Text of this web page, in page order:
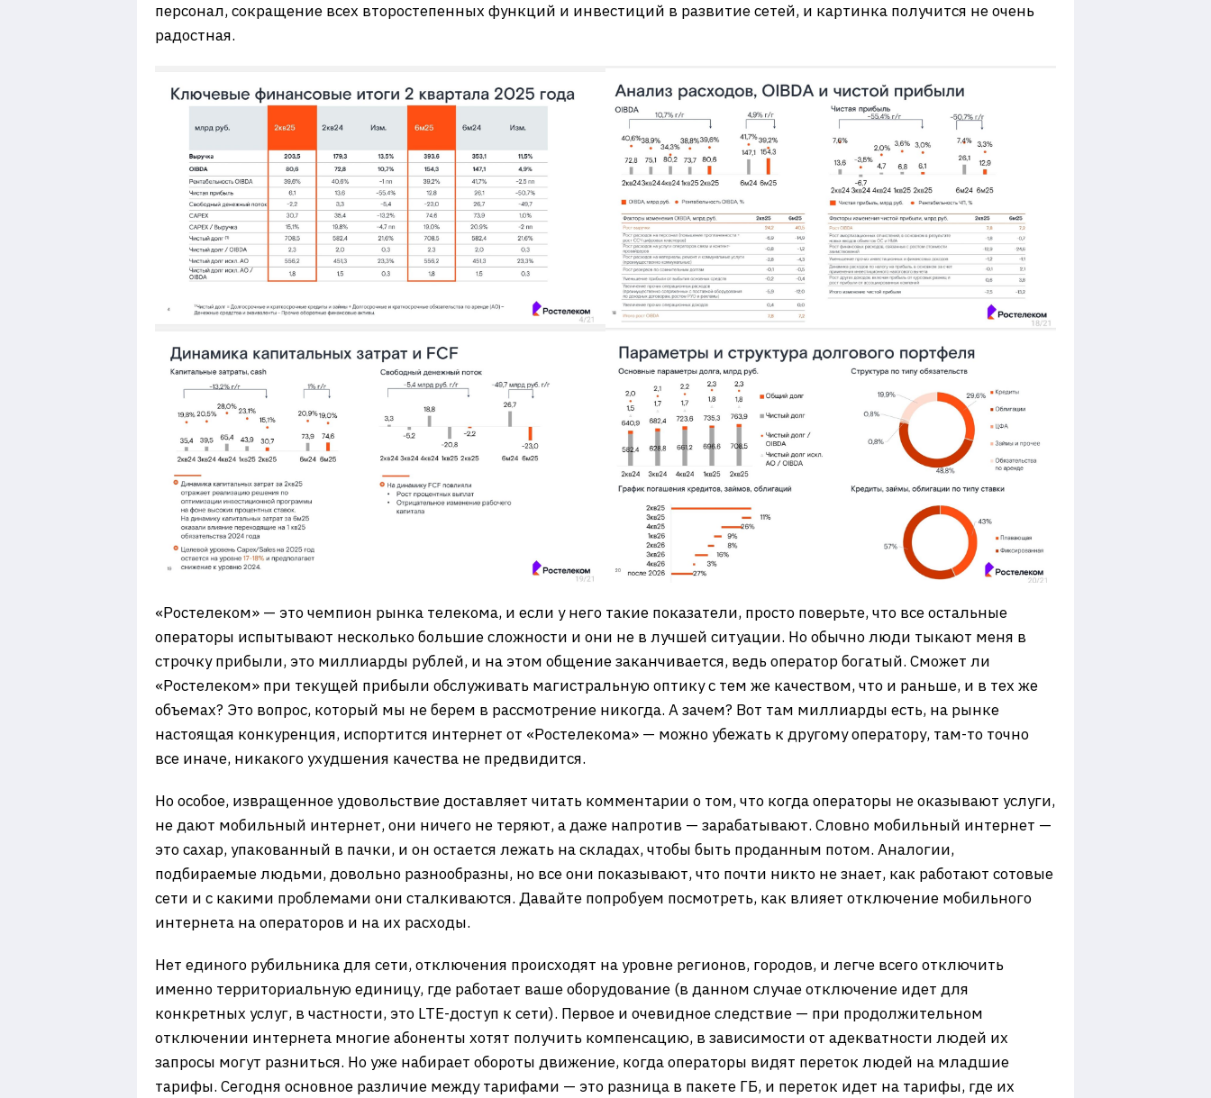
персонал, сокращение всех второстепенных функций и инвестиций в развитие сетей, и картинка получится не очень
радостная.
«Ростелеком» — это чемпион рынка телекома, и если у него такие показатели, просто поверьте, что все остальные
операторы испытывают несколько большие сложности и они не в лучшей ситуации. Но обычно люди тыкают меня в
строчку прибыли, это миллиарды рублей, и на этом общение заканчивается, ведь оператор богатый. Сможет ли
«Ростелеком» при текущей прибыли обслуживать магистральную оптику с тем же качеством, что и раньше, и в тех же
объемах? Это вопрос, который мы не берем в рассмотрение никогда. А зачем? Вот там миллиарды есть, на рынке
настоящая конкуренция, испортится интернет от «Ростелекома» — можно убежать к другому оператору, там-то точно
все иначе, никакого ухудшения качества не предвидится.
Но особое, извращенное удовольствие доставляет читать комментарии о том, что когда операторы не оказывают услуги,
не дают мобильный интернет, они ничего не теряют, а даже напротив — зарабатывают. Словно мобильный интернет —
это сахар, упакованный в пачки, и он остается лежать на складах, чтобы быть проданным потом. Аналогии,
подбираемые людьми, довольно разнообразны, но все они показывают, что почти никто не знает, как работают сотовые
сети и с какими проблемами они сталкиваются. Давайте попробуем посмотреть, как влияет отключение мобильного
интернета на операторов и на их расходы.
Нет единого рубильника для сети, отключения происходят на уровне регионов, городов, и легче всего отключить
именно территориальную единицу, где работает ваше оборудование (в данном случае отключение идет для
конкретных услуг, в частности, это LTE-доступ к сети). Первое и очевидное следствие — при продолжительном
отключении интернета многие абоненты хотят получить компенсацию, в зависимости от адекватности людей их
запросы могут разниться. Но уже набирает обороты движение, когда операторы видят переток людей на младшие
тарифы. Сегодня основное различие между тарифами — это разница в пакете ГБ, и переток идет на тарифы, где их